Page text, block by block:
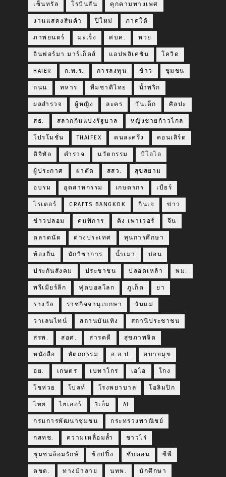
เซ็นทรัล โรบินสัน คุกคามทางเพศ
งานแสดงสินค้า ปีใหม่ ภาคใต้
ภาพยนตร์ มะเร็ง ศบค. หวย
อินฟอร์มา มาร์เก็ตส์ แอปพลิเคชัน โควิด
HAIER ก.พ.ร. การลงทุน ข้าว ชุมชน
ถนน ทหาร ทีมชาติไทย น้ำพริก
ผลสำรวจ ผู้หญิง ละคร วันเด็ก ศิลปะ
สธ. สลากกินแบ่งรัฐบาล หญิงชายก้าวไกล
โปรโมชั่น THAIFEX คนละครึ่ง คอนเสิร์ต
ดิจิทัล ตำรวจ นวัตกรรม บีโอไอ
ผู้ประกาศ ผ่าตัด สสว. สุขสยาม
อบรม อุตสาหกรรม เกษตรกร เบียร์
ไรเดอร์ CRAFTS BANGKOK กินเจ ข่าว
ข่าวปลอม คนพิการ คิง เพาเวอร์ จีน
ตลาดนัด ต่างประเทศ ทุนการศึกษา
ท้องถิ่น นักวิชาการ น้ำเมา บ่อน
ประกันสังคม ประชาชน ปลอดเหล้า พม.
พรีเมียร์ลีก ฟุตบอลโลก ภูเก็ต ยา
รางวัล ราชกิจจานุเบกษา วันแม่
วาเลนไทน์ สถานบันเทิง สถานีประชาชน
สรพ. สอศ. สารคดี สุขภาพจิต
หนังสือ หัตถกรรม อ.อ.ป. อบายมุข
อย. เกษตร เบทาโกร เอไอ โกง
โชห่วย โบลท์ โรงพยาบาล โอลิมปิก
ไทย ไฮเออร์ 3เอ็ม AI
กรมการพัฒนาชุมชน กระทรวงพาณิชย์
กสทช. ความเหลื่อมล้ำ ชาวไร่
ชุมชนล้อมรักษ์ ช้อปปิ้ง ซับคอน ซีพี
ตชด. ทางม้าลาย นทพ. นักศึกษา